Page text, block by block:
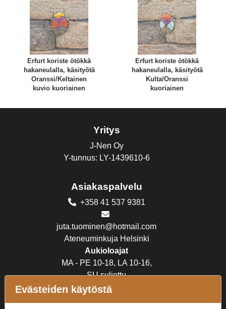
Erfurt koriste ötökkä
hakaneulalla, käsityötä
Oranssi/Keltainen
kuvio kuoriainen
Erfurt koriste ötökkä
hakaneulalla, käsityötä
Kulta/Oranssi
kuoriainen
Yritys
J-Nen Oy
Y-tunnus: LY-1439610-6
Asiakaspalvelu
+358 41 537 9381
juta.tuominen@hotmail.com
Ateneuminkuja Helsinki
Aukioloajat
MA - PE 10-18, LA 10-16,
SU suljettu
Verkkokauppa
Evästeiden käytöstä